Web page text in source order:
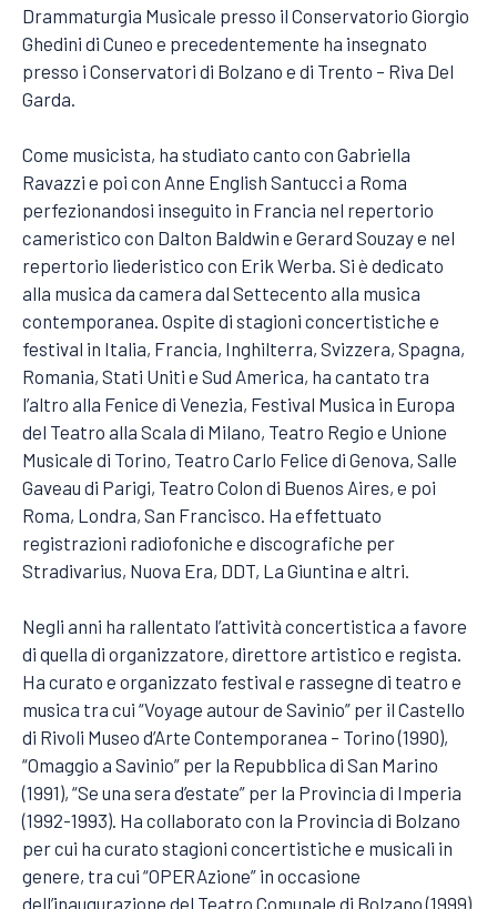
Drammaturgia Musicale presso il Conservatorio Giorgio
Ghedini di Cuneo e precedentemente ha insegnato
presso i Conservatori di Bolzano e di Trento – Riva Del
Garda.
Come musicista, ha studiato canto con Gabriella
Ravazzi e poi con Anne English Santucci a Roma
perfezionandosi inseguito in Francia nel repertorio
cameristico con Dalton Baldwin e Gerard Souzay e nel
repertorio liederistico con Erik Werba. Si è dedicato
alla musica da camera dal Settecento alla musica
contemporanea. Ospite di stagioni concertistiche e
festival in Italia, Francia, Inghilterra, Svizzera, Spagna,
Romania, Stati Uniti e Sud America, ha cantato tra
l’altro alla Fenice di Venezia, Festival Musica in Europa
del Teatro alla Scala di Milano, Teatro Regio e Unione
Musicale di Torino, Teatro Carlo Felice di Genova, Salle
Gaveau di Parigi, Teatro Colon di Buenos Aires, e poi
Roma, Londra, San Francisco. Ha effettuato
registrazioni radiofoniche e discografiche per
Stradivarius, Nuova Era, DDT, La Giuntina e altri.
Negli anni ha rallentato l’attività concertistica a favore
di quella di organizzatore, direttore artistico e regista.
Ha curato e organizzato festival e rassegne di teatro e
musica tra cui “Voyage autour de Savinio” per il Castello
di Rivoli Museo d’Arte Contemporanea – Torino (1990),
“Omaggio a Savinio” per la Repubblica di San Marino
(1991), “Se una sera d’estate” per la Provincia di Imperia
(1992-1993). Ha collaborato con la Provincia di Bolzano
per cui ha curato stagioni concertistiche e musicali in
genere, tra cui “OPERAzione” in occasione
dell’inaugurazione del Teatro Comunale di Bolzano (1999)